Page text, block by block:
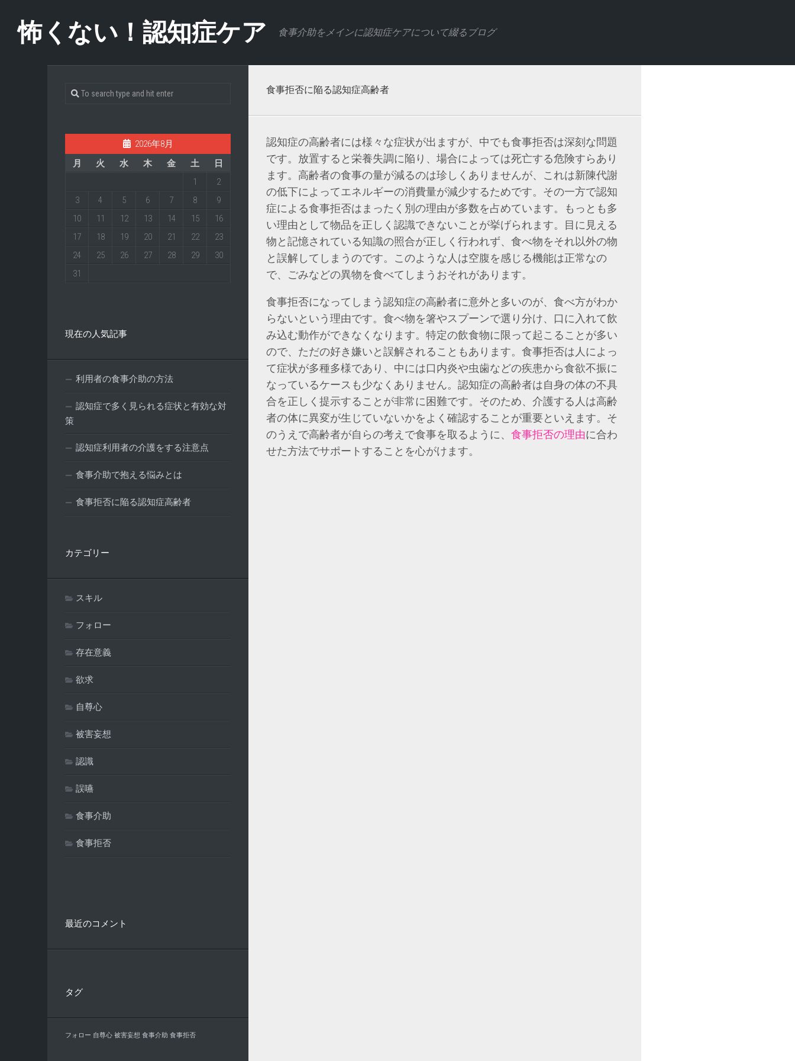
content怖くない！認知症ケア 食事介助をメインに認知症ケアについて綴るブログ
食事拒否に陥る認知症高齢者
認知症の高齢者には様々な症状が出ますが、中でも食事拒否は深刻な問題
です。放置すると栄養失調に陥り、場合によっては死亡する危険すらあり
ます。高齢者の食事の量が減るのは珍しくありませんが、これは新陳代謝
の低下によってエネルギーの消費量が減少するためです。その一方で認知
症による食事拒否はまったく別の理由が多数を占めています。もっとも多
い理由として物品を正しく認識できないことが挙げられます。目に見える
物と記憶されている知識の照合が正しく行われず、食べ物をそれ以外の物
と誤解してしまうのです。このような人は空腹を感じる機能は正常なの
で、ごみなどの異物を食べてしまうおそれがあります。
食事拒否になってしまう認知症の高齢者に意外と多いのが、食べ方がわか
らないという理由です。食べ物を箸やスプーンで選り分け、口に入れて飲
み込む動作ができなくなります。特定の飲食物に限って起こることが多い
ので、ただの好き嫌いと誤解されることもあります。食事拒否は人によっ
て症状が多種多様であり、中には口内炎や虫歯などの疾患から食欲不振に
なっているケースも少なくありません。認知症の高齢者は自身の体の不具
合を正しく提示することが非常に困難です。そのため、介護する人は高齢
者の体に異変が生じていないかをよく確認することが重要といえます。そ
のうえで高齢者が自らの考えで食事を取るように、 食事拒否の理由に合わ
せた方法でサポートすることを心がけます。
2026年8月
月
火 水 木 金 土
日
1
2
3
4 5 6 7 8
9
10
11 12 13 14 15
16
17
18 19 20 21 22
23
24
25 26 27 28 29
30
31
現在の人気記事
利用者の食事介助の方法
認知症で多く見られる症状と有効な対
策
認知症利用者の介護をする注意点
食事介助で抱える悩みとは
食事拒否に陥る認知症高齢者
カテゴリー
スキル
フォロー
存在意義
欲求
自尊心
被害妄想
認識
誤嚥
食事介助
食事拒否
最近のコメント
タグ
フォロー 自尊心 被害妄想 食事介助 食事拒否